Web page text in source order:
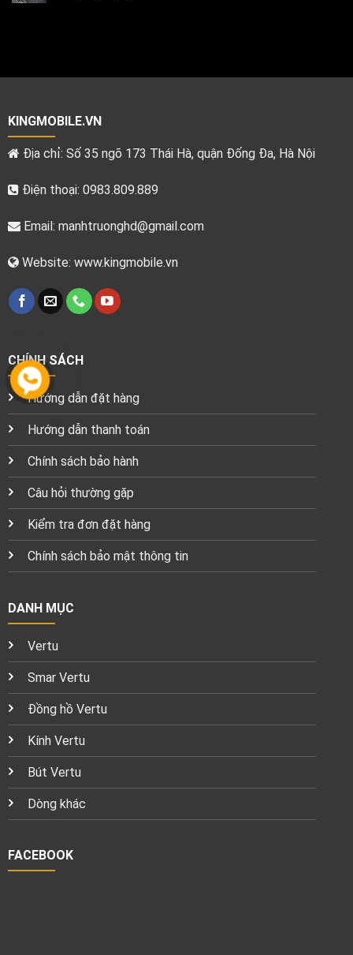
KINGMOBILE.VN
Địa chỉ: Số 35 ngõ 173 Thái Hà, quận Đống Đa, Hà Nội
Điện thoại: 0983.809.889
Email: manhtruonghd@gmail.com
Website: www.kingmobile.vn
CHÍNH SÁCH
Hướng dẫn đặt hàng
Hướng dẫn thanh toán
Chính sách bảo hành
Câu hỏi thường gặp
Kiểm tra đơn đặt hàng
Chính sách bảo mật thông tin
DANH MỤC
Vertu
Smar Vertu
Đồng hồ Vertu
Kính Vertu
Bút Vertu
Dòng khác
FACEBOOK